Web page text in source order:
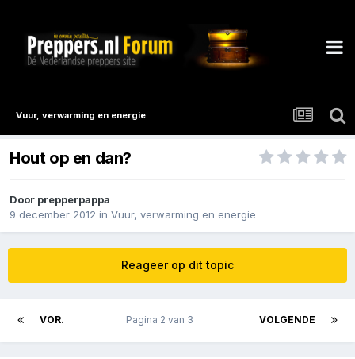
Vuur, verwarming en energie
Hout op en dan?
Door prepperpappa
9 december 2012 in Vuur, verwarming en energie
Reageer op dit topic
VOR. VOLGENDE
Pagina 2 van 3